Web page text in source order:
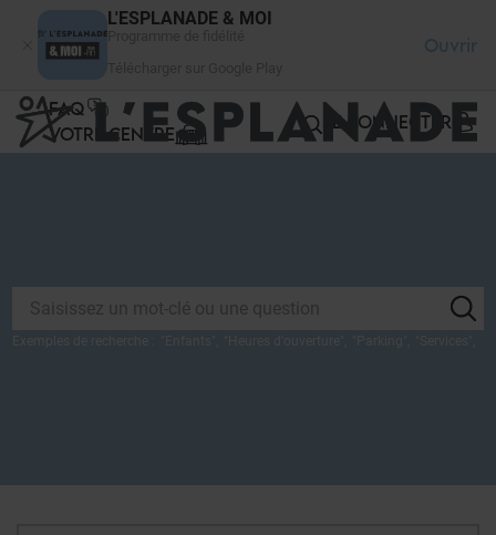
L'ESPLANADE & MOI
Ouvrir
FAQ
VOTRE CENTRE
SE CONNECTER
Panneau de gestion des cookies